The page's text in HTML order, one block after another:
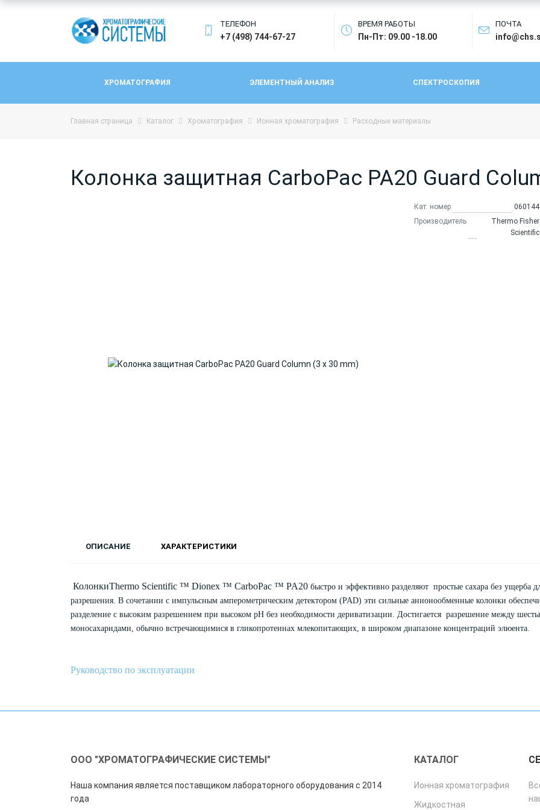
ТЕЛЕФОН
+7 (498) 744-67-27
ВРЕМЯ РАБОТЫ
Пн-Пт: 09.00 -18.00
ПОЧТА
ХРОМАТОГРАФИЯ ЭЛЕМЕНТНЫЙ АНАЛИЗ СПЕКТРОСКОПИЯ
Главная страница Каталог Хроматография Ионная хроматография Расходные материалы
Колонка защитная CarboPac PA20 Guard
Кат. номер
060144
Производитель
Thermo Fisher
Scientific
ОПИСАНИЕ ХАРАКТЕРИСТИКИ
КолонкиThermo Scientific ™ Dionex ™ CarboPac ™ PA20 быстро и эффективно разделяют простые сахара без ущерба
разрешения. В сочетании с импульсным амперометрическим детектором (PAD) эти сильные анионообменные колонки
разделение с высоким разрешением при высоком рН без необходимости дериватизации. Достигается разрешение между
моносахаридами, обычно встречающимися в гликопротеинах млекопитающих, в широком диапазоне концентраций элюента.
Руководство по эксплуатации
ООО "ХРОМАТОГРАФИЧЕСКИЕ СИСТЕМЫ"
Наша компания является поставщиком лабораторного оборудования с 2014
года
КАТАЛОГ
Ионная хроматография
Жидкостная